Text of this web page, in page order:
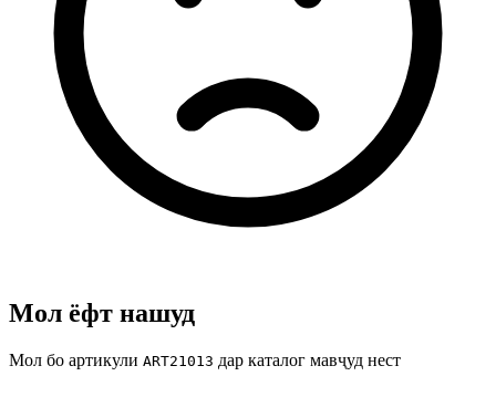
Мол ёфт нашуд
Мол бо артикули ART21013 дар каталог мавҷуд нест